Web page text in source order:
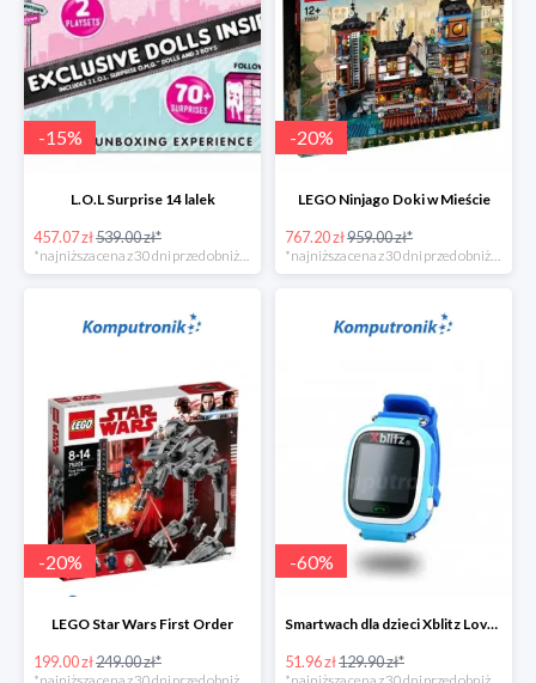
-15%
L.O.L Surprise 14 lalek
457.07 zł539.00 zł*
*najniższa cena z 30 dni przed obniżką
-20%
LEGO Ninjago Doki w Mieście
767.20 zł959.00 zł*
*najniższa cena z 30 dni przed obniżką
-20%
LEGO Star Wars First Order
199.00 zł249.00 zł*
-60%
Smartwach dla dzieci Xblitz LoveME -60%
51.96 zł129.90 zł*